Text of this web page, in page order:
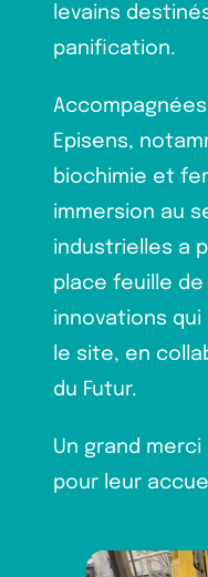
levains
panification.
Accompagnées
Episens,
biochimie et
immersion au
industrielles a
place feuille
innovations
le site, en
du Futur.
Un grand
pour leur